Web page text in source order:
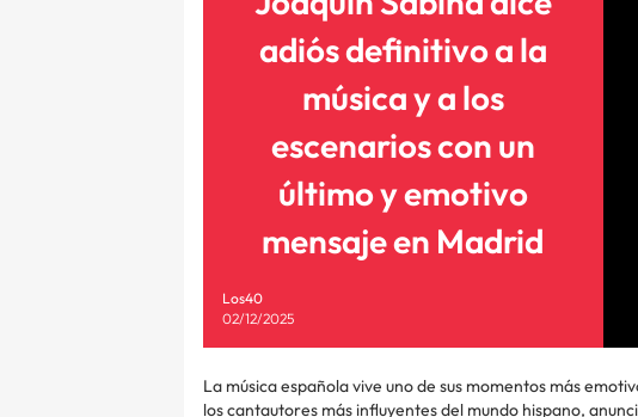
adiós definitivo a la
música y a los
escenarios con un
último y emotivo
mensaje en Madrid
Los40
02/12/2025
La música española vive uno de sus momentos más
los cantautores más influyentes del mundo hispano,